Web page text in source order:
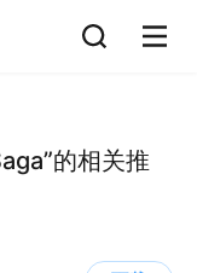
的相关推